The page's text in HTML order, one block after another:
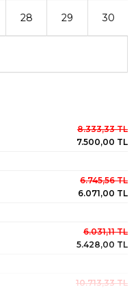
28 29 30
8.333,33TL
7.500,00 TL
6.745,56TL
6.071,00 TL
6.031,11TL
5.428,00 TL
10.713,33TL